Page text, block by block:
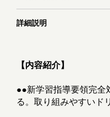
詳細説明
【内容紹介】
●●新学習指導要領完全
る。取り組みやすいド